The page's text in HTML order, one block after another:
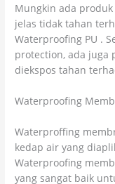
Mungkin ada
jelas tidak tahan
Waterproofing PU .
protection, ada juga
diekspos tahan
Waterproofing
Waterproffing
kedap air yang
Waterproofing
yang sangat baik